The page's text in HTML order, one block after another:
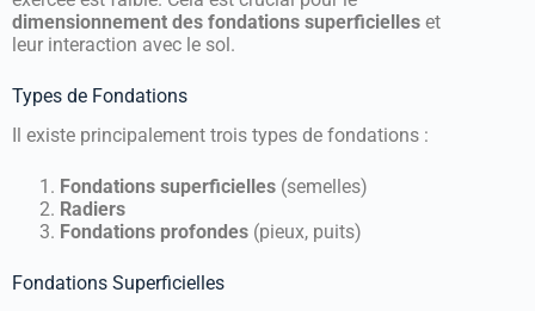
dimensionnement des fondations superficielles et
leur interaction avec le sol.
Types de Fondations
Il existe principalement trois types de fondations :
Fondations superficielles (semelles)
Radiers
Fondations profondes (pieux, puits)
Fondations Superficielles